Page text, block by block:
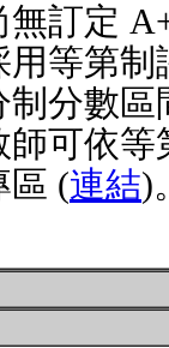
無訂定
用等第
制分數
師可依
區 (連結)